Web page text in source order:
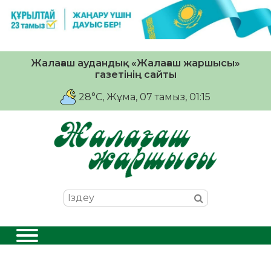
Жалағаш аудандық «Жалағаш жаршысы»
газетінің сайты
28°C, Жұма, 07 тамыз, 01:15